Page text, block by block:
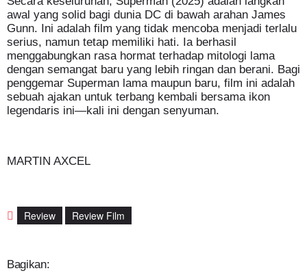
awal yang solid bagi dunia DC di bawah arahan James
Gunn. Ini adalah film yang tidak mencoba menjadi terlalu
serius, namun tetap memiliki hati. Ia berhasil
menggabungkan rasa hormat terhadap mitologi lama
dengan semangat baru yang lebih ringan dan berani. Bagi
penggemar Superman lama maupun baru, film ini adalah
sebuah ajakan untuk terbang kembali bersama ikon
legendaris ini—kali ini dengan senyuman.
MARTIN AXCEL
Review Review Film
Bagikan: